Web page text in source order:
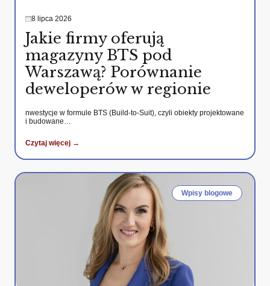
8 lipca 2026
Jakie firmy oferują
magazyny BTS pod
Warszawą? Porównanie
deweloperów w regionie
nwestycje w formule BTS (Build-to-Suit), czyli obiekty projektowane
i budowane…
Czytaj więcej →
Wpisy blogowe